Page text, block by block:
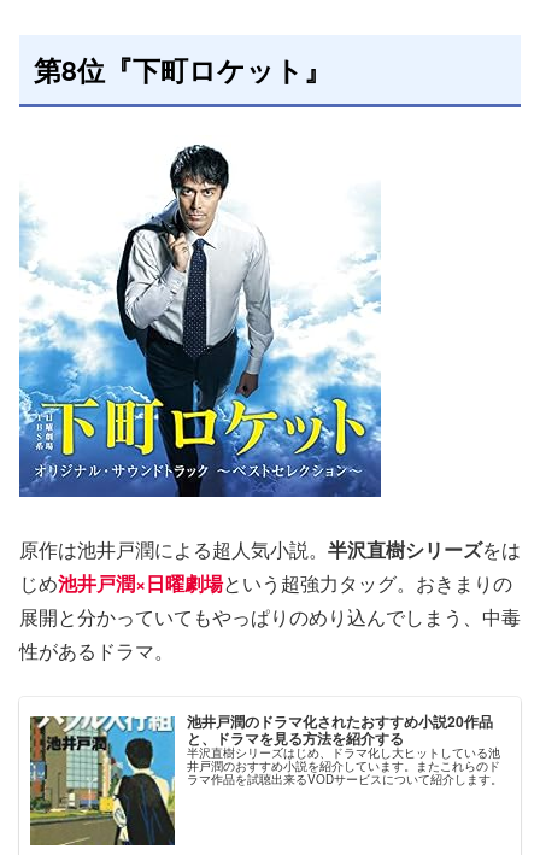
第8位『下町ロケット』
原作は池井戸潤による超人気小説。 半沢直樹シリーズをは
じめ池井戸潤×日曜劇場という超強力タッグ。おきまりの
展開と分かっていてもやっぱりのめり込んでしまう、中毒
性があるドラマ。
池井戸潤のドラマ化されたおすすめ小説20作品
と、ドラマを見る方法を紹介する
半沢直樹シリーズはじめ、ドラマ化し大ヒットしている池
井戸潤のおすすめ小説を紹介しています。またこれらのド
ラマ作品を試聴出来るVODサービスについて紹介します。